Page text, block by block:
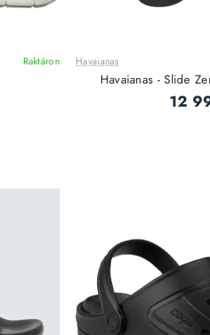
Raktáron Havaianas
Havaianas - Slide
12